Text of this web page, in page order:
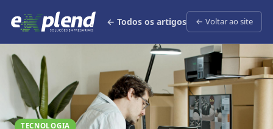
← Todos os artigos ← Voltar ao site
TECNOLOGIA